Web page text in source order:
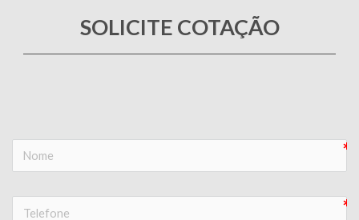
SOLICITE COTAÇÃO